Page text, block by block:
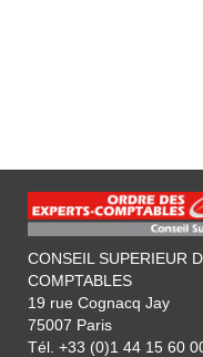
CONSEIL SUPERIEUR
COMPTABLES
19 rue Cognacq Jay
75007 Paris
Tél. +33 (0)1 44 15 60